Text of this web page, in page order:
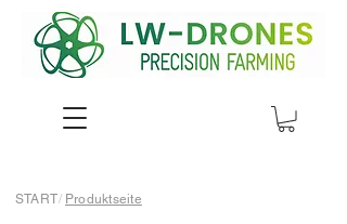
START/ Produktseite